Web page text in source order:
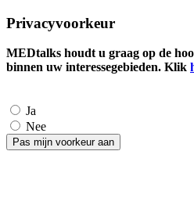
Privacyvoorkeur
MEDtalks houdt u graag op de
binnen uw interessegebieden. Klik
Ja
Nee